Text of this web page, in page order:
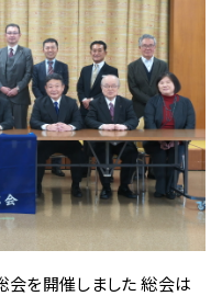
会を開催しました 総会は